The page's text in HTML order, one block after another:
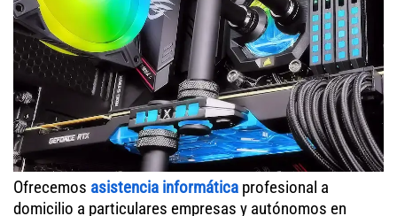
Ofrecemos asistencia informática profesional a
domicilio a particulares empresas y autónomos en